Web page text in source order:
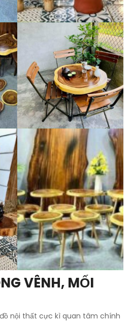
VÊNH, MỐI
nội thất cực kì quan tâm chính